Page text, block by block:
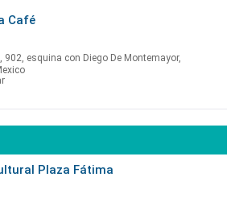
Café
902, esquina con Diego De Montemayor,
Plaza Fátima